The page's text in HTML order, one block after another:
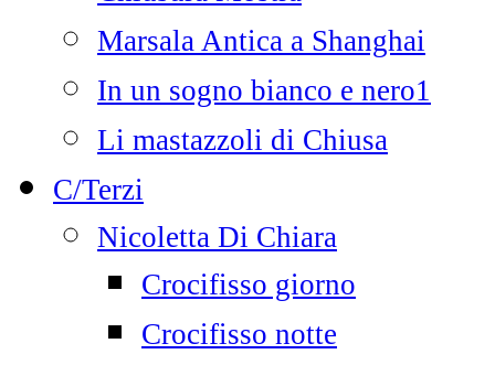
Marsala Antica a Shanghai
In un sogno bianco e nero1
Li mastazzoli di Chiusa
C/Terzi
Nicoletta Di Chiara
Crocifisso giorno
Crocifisso notte